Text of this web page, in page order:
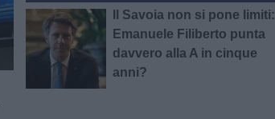
Il Savoia non si pone limiti:
Emanuele Filiberto punta
davvero alla A in cinque
anni?